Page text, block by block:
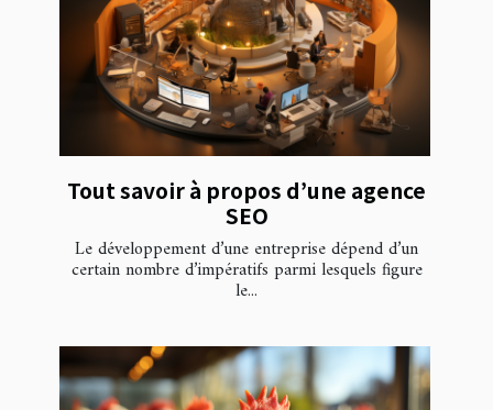
Tout savoir à propos d’une agence
SEO
Le développement d’une entreprise dépend d’un
certain nombre d’impératifs parmi lesquels figure
le...